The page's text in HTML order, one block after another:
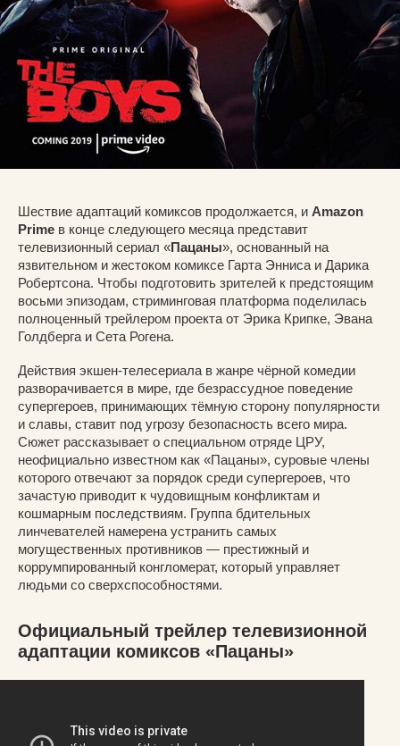
Шествие адаптаций комиксов продолжается, и Amazon
Prime в конце следующего месяца представит
телевизионный сериал «Пацаны», основанный на
язвительном и жестоком комиксе Гарта Энниса и Дарика
Робертсона. Чтобы подготовить зрителей к предстоящим
восьми эпизодам, стриминговая платформа поделилась
полноценный трейлером проекта от Эрика Крипке, Эвана
Голдберга и Сета Рогена.
Действия экшен-телесериала в жанре чёрной комедии
разворачивается в мире, где безрассудное поведение
супергероев, принимающих тёмную сторону популярности
и славы, ставит под угрозу безопасность всего мира.
Сюжет рассказывает о специальном отряде ЦРУ,
неофициально известном как «Пацаны», суровые члены
которого отвечают за порядок среди супергероев, что
зачастую приводит к чудовищным конфликтам и
кошмарным последствиям. Группа бдительных
линчевателей намерена устранить самых
могущественных противников — престижный и
коррумпированный конгломерат, который управляет
людьми со сверхспособностями.
Официальный трейлер телевизионной
адаптации комиксов «Пацаны»